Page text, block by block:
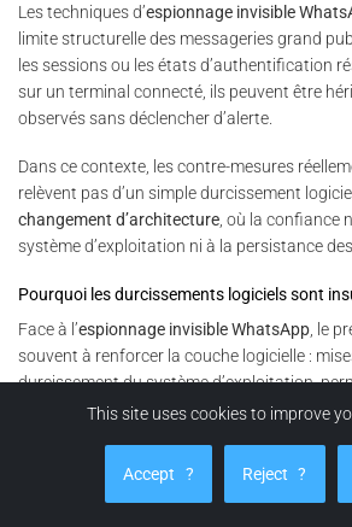
Les techniques d’espionnage invisible
limite structurelle des messageries grand
les sessions ou les états d’authentification
sur un terminal connecté, ils peuvent être
observés sans déclencher d’alerte.
Dans ce contexte, les contre-mesures
relèvent pas d’un simple durcissement
changement d’architecture , où la confiance
système d’exploitation ni à la persistance
Pourquoi les durcissements logiciels sont
Face à l’espionnage invisible WhatsApp , le
souvent à renforcer la couche logicielle :
durcissement du système d’exploitation,
antivirus ou solutions de détection
En effet, les techniques analysées dans
This site uses cookies to improve
Accept ? Reject ?